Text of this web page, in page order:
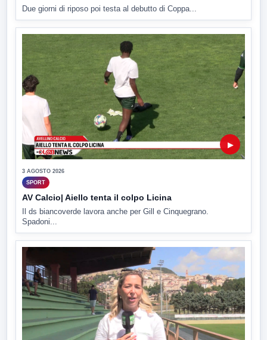
Due giorni di riposo poi testa al debutto di Coppa...
▶
3 AGOSTO 2026
SPORT
AV Calcio| Aiello tenta il colpo Licina
Il ds biancoverde lavora anche per Gill e Cinquegrano.
Spadoni...